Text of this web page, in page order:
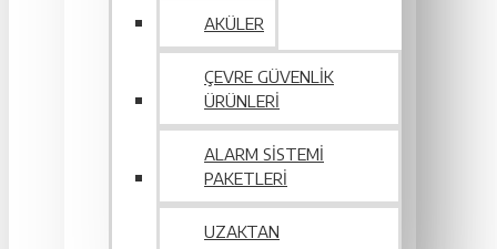
AKÜLER
ÇEVRE GÜVENLIK
ÜRÜNLERI
ALARM SISTEMI
PAKETLERI
UZAKTAN